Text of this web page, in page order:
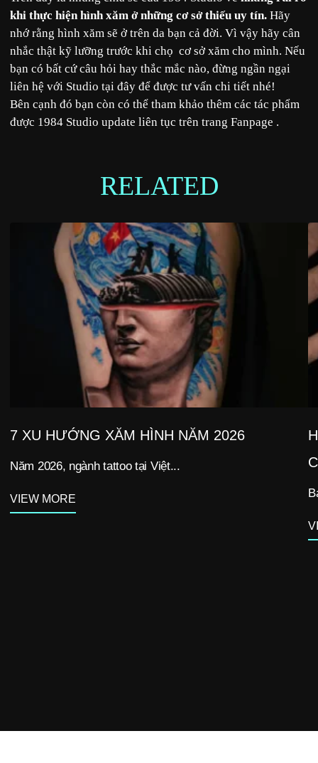
khi thực hiện hình xăm ở những cơ sở thiếu uy tín. Hãy
nhớ rằng hình xăm sẽ ở trên da bạn cả đời. Vì vậy hãy cân
nhắc thật kỹ lưỡng trước khi chọ cơ sở xăm cho mình. Nếu
bạn có bất cứ câu hỏi hay thắc mắc nào, đừng ngần ngại
liên hệ với Studio tại đây để được tư vấn chi tiết nhé!
Bên cạnh đó bạn còn có thể tham khảo thêm các tác phẩm
được 1984 Studio update liên tục trên trang Fanpage .
RELATED
7 XU HƯỚNG XĂM HÌNH NĂM 2026
Năm 2026, ngành tattoo tại Việt...
VIEW MORE